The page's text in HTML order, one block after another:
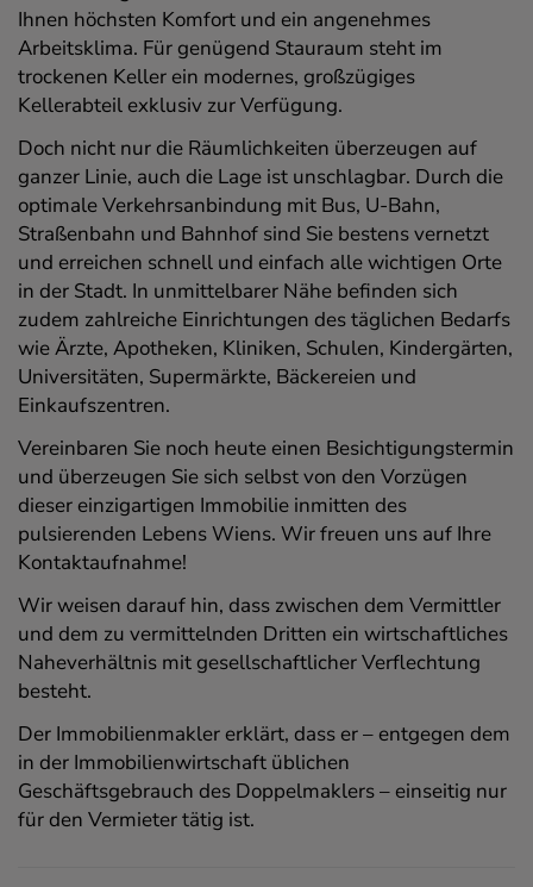
Ihnen höchsten Komfort und ein angenehmes
Arbeitsklima. Für genügend Stauraum steht im
trockenen Keller ein modernes, großzügiges
Kellerabteil exklusiv zur Verfügung.
Doch nicht nur die Räumlichkeiten überzeugen auf
ganzer Linie, auch die Lage ist unschlagbar. Durch die
optimale Verkehrsanbindung mit Bus, U-Bahn,
Straßenbahn und Bahnhof sind Sie bestens vernetzt
und erreichen schnell und einfach alle wichtigen Orte
in der Stadt. In unmittelbarer Nähe befinden sich
zudem zahlreiche Einrichtungen des täglichen Bedarfs
wie Ärzte, Apotheken, Kliniken, Schulen, Kindergärten,
Universitäten, Supermärkte, Bäckereien und
Einkaufszentren.
Vereinbaren Sie noch heute einen Besichtigungstermin
und überzeugen Sie sich selbst von den Vorzügen
dieser einzigartigen Immobilie inmitten des
pulsierenden Lebens Wiens. Wir freuen uns auf Ihre
Kontaktaufnahme!
Wir weisen darauf hin, dass zwischen dem Vermittler
und dem zu vermittelnden Dritten ein wirtschaftliches
Naheverhältnis mit gesellschaftlicher Verflechtung
besteht.
Der Immobilienmakler erklärt, dass er – entgegen dem
in der Immobilienwirtschaft üblichen
Geschäftsgebrauch des Doppelmaklers – einseitig nur
für den Vermieter tätig ist.